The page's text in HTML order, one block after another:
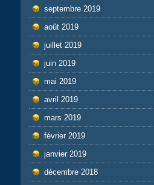
septembre 2019
août 2019
juillet 2019
juin 2019
mai 2019
avril 2019
mars 2019
février 2019
janvier 2019
décembre 2018